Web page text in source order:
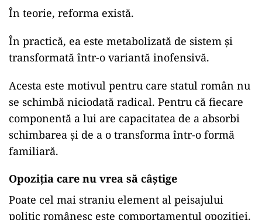
În teorie, reforma există.
În practică, ea este metabolizată de sistem și
transformată într-o variantă inofensivă.
Acesta este motivul pentru care statul român nu
se schimbă niciodată radical. Pentru că fiecare
componentă a lui are capacitatea de a absorbi
schimbarea și de a o transforma într-o formă
familiară.
Opoziția care nu vrea să câștige
Poate cel mai straniu element al peisajului
politic românesc este comportamentul opoziției.